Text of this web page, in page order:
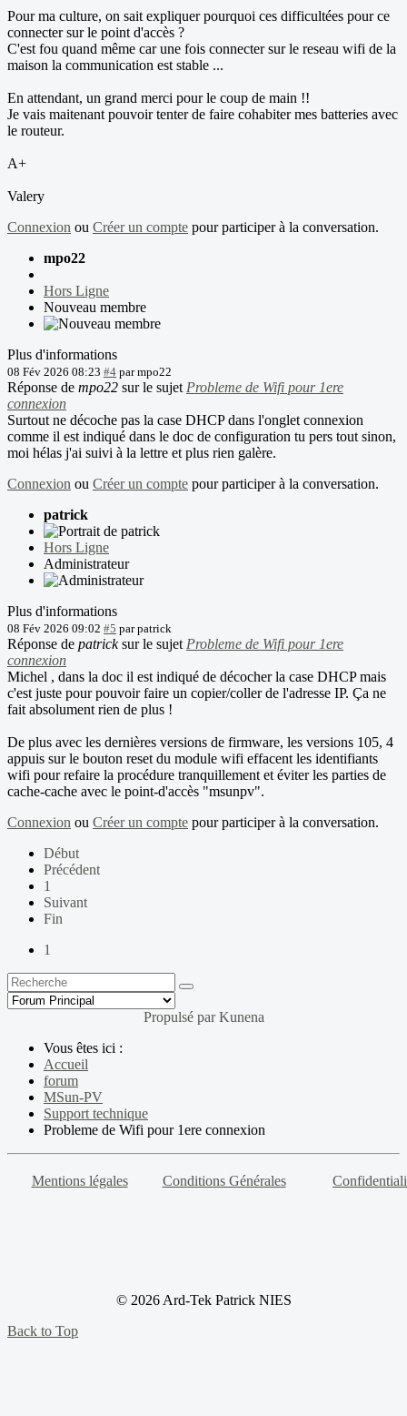
Pour ma culture, on sait expliquer pourquoi ces difficultées pour ce
connecter sur le point d'accès ?
C'est fou quand même car une fois connecter sur le reseau wifi de la
maison la communication est stable ...
En attendant, un grand merci pour le coup de main !!
Je vais maitenant pouvoir tenter de faire cohabiter mes batteries avec
le routeur.
A+
Valery
Connexion ou Créer un compte pour participer à la conversation.
mpo22
Hors Ligne
Nouveau membre
Plus d'informations
08 Fév 2026 08:23 #4 parmpo22
Réponse de mpo22 sur le sujet Probleme de Wifi pour 1ere
connexion
Surtout ne décoche pas la case DHCP dans l'onglet connexion
comme il est indiqué dans le doc de configuration tu pers tout sinon,
moi hélas j'ai suivi à la lettre et plus rien galère.
Connexion ou Créer un compte pour participer à la conversation.
patrick
Hors Ligne
Administrateur
Plus d'informations
08 Fév 2026 09:02 #5 parpatrick
Réponse de patricksur le sujet Probleme de Wifi pour 1ere
connexion
Michel , dans la doc il est indiqué de décocher la case DHCP mais
c'est juste pour pouvoir faire un copier/coller de l'adresse IP. Ça ne
fait absolument rien de plus !
De plus avec les dernières versions de firmware, les versions 105, 4
appuis sur le bouton reset du module wifi effacent les identifiants
wifi pour refaire la procédure tranquillement et éviter les parties de
cache-cache avec le point-d'accès "msunpv".
Connexion ou Créer un compte pour participer à la conversation.
Début
Précédent
1
Suivant
Fin
1
Propulsé parKunena
Vous êtes ici :
Accueil
forum
MSun-PV
Support technique
Probleme de Wifi pour 1ere connexion
Mentions légales Conditions Générales
© 2026 Ard-Tek Patrick NIES
Back to Top